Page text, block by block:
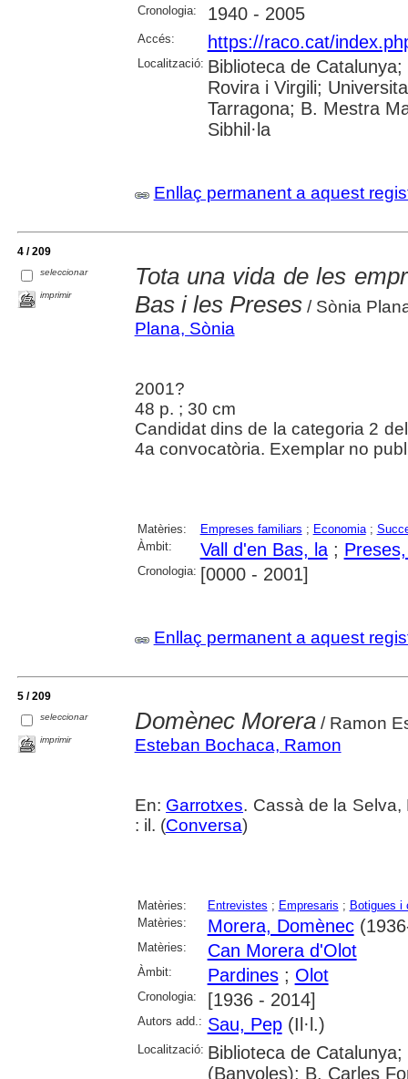
Cronologia: 1940 - 2005
Accés: https://raco.cat/
Localització: Biblioteca de
Rovira i Virgili;
Tarragona; B. Mestra
Sibhil·la
Enllaç permanent a aquest
4 / 209
seleccionar
imprimir
Tota una vida de les
Bas i les Preses/ Sònia
Plana, Sònia
2001?
48 p. ; 30 cm
Candidat dins de la categoria 2
4a convocatòria. Exemplar no
Matèries: Empreses familiars ; Economia;
Àmbit:
Vall d'en Bas, la;
Cronologia: [0000 - 2001]
Enllaç permanent a aquest
5 / 209
seleccionar
imprimir
Domènec Morera/ Ramon
Esteban Bochaca, Ramon
En: Garrotxes. Cassà de la Selva,
: il. (Conversa)
Matèries: Entrevistes ; Empresaris ; Botigues i
Matèries:
Morera, Domènec
Matèries: Can Morera d'Olot
Àmbit: Pardines; Olot
Cronologia: [1936 - 2014]
Autors add.: Sau, Pep(Il·l.)
Localització: Biblioteca de
(Banyoles); B. Carles